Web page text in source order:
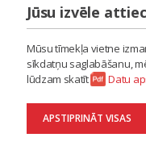
Jūsu izvēle
Mūsu tīmekļa vietne
sīkdatņu saglabāšanu,
lūdzam skatīt
Datu
APSTIPRINĀT VISAS